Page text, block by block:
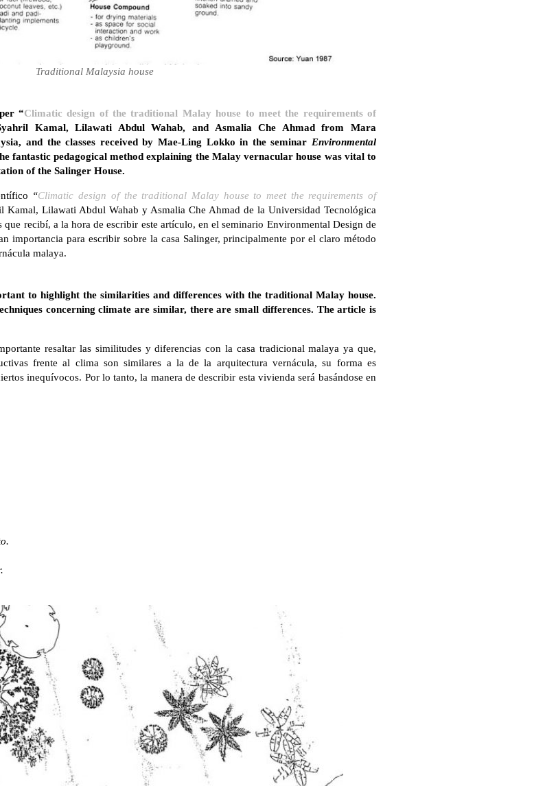
Traditional Malaysia house
“Climatic design of the traditional Malay house to meet the requirements of
Kamal, Lilawati Abdul Wahab, and Asmalia Che Ahmad from Mara
and the classes received by Mae-Ling Lokko in the seminar Environmental
fantastic pedagogical method explaining the Malay vernacular house was vital to
of the Salinger House.
“Climatic design of the traditional Malay house to meet the requirements of
Kamal, Lilawati Abdul Wahab y Asmalia Che Ahmad de la Universidad Tecnológica
que recibí, a la hora de escribir este artículo, en el seminario Environmental Design de
importancia para escribir sobre la casa Salinger, principalmente por el claro método
malaya.
to highlight the similarities and differences with the traditional Malay house.
concerning climate are similar, there are small differences. The article is
resaltar las similitudes y diferencias con la casa tradicional malaya ya que,
frente al clima son similares a la de la arquitectura vernácula, su forma es
inequívocos. Por lo tanto, la manera de describir esta vivienda será basándose en